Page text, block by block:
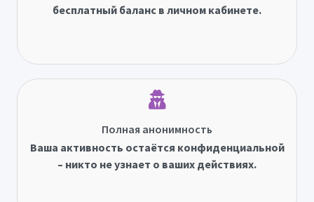
бесплатный баланс в личном кабинете.
Полная анонимность
Ваша активность остаётся конфиденциальной
– никто не узнает о ваших действиях.